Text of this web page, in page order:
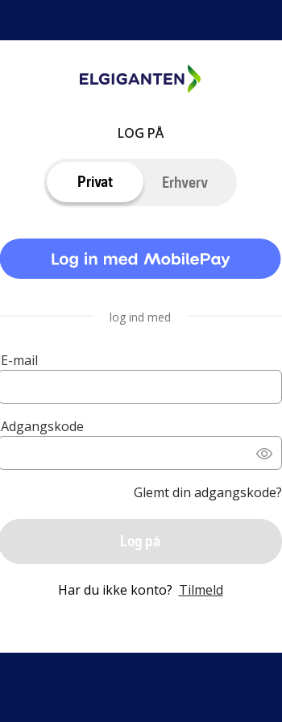
LOG PÅ
Privat Erhverv
log ind med
E-mail
Adgangskode
Glemt din adgangskode?
Log på
Har du ikke konto? Tilmeld